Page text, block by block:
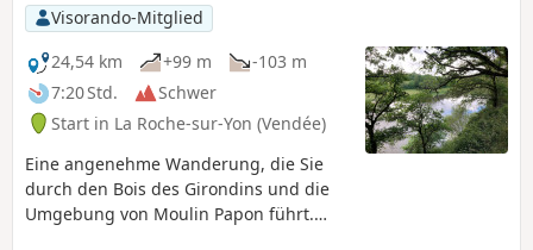
Visorando-Mitglied
24,54 km
+99 m
-103 m
7:20 Std.
Schwer
Start in La Roche-sur-Yon (Vendée)
Eine angenehme Wanderung, die Sie
durch den Bois des Girondins und die
Umgebung von Moulin Papon führt.